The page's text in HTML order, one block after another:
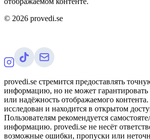
© 2026 provedi.se
provedi.se стремится предоставлять
информацию, но не может
или надёжность отображаемого
исследован и находится в открытом
Пользователям рекомендуется
информацию. provedi.se не несёт
возможные ошибки, пропуски или